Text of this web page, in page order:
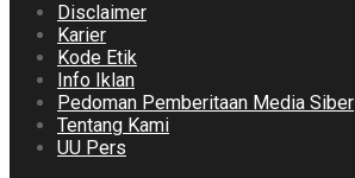
Disclaimer
Karier
Kode Etik
Info Iklan
Pedoman Pemberitaan Media Siber
Tentang Kami
UU Pers